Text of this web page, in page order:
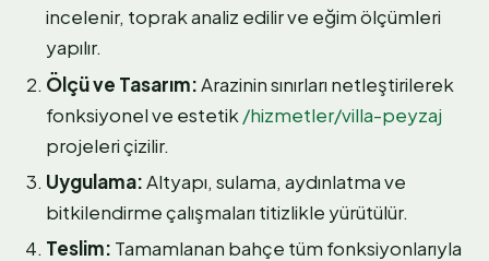
incelenir, toprak analiz edilir ve eğim ölçümleri
yapılır.
Ölçü ve Tasarım:Arazinin sınırları netleştirilerek
fonksiyonel ve estetik /hizmetler/villa-peyzaj
projeleri çizilir.
Uygulama:Altyapı, sulama, aydınlatma ve
bitkilendirme çalışmaları titizlikle yürütülür.
Teslim: Tamamlanan bahçe tüm fonksiyonlarıyla